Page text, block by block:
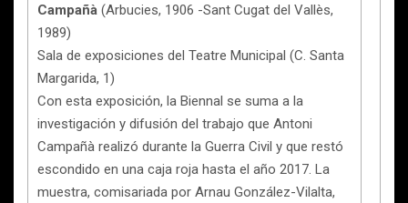
Campañà (Arbucies, 1906 -Sant Cugat del Vallès,
1989)
Sala de exposiciones del Teatre Municipal (C. Santa
Margarida, 1)
Con esta exposición, la Biennal se suma a la
investigación y difusión del trabajo que Antoni
Campañà realizó durante la Guerra Civil y que restó
escondido en una caja roja hasta el año 2017. La
muestra, comisariada por Arnau González-Vilalta,